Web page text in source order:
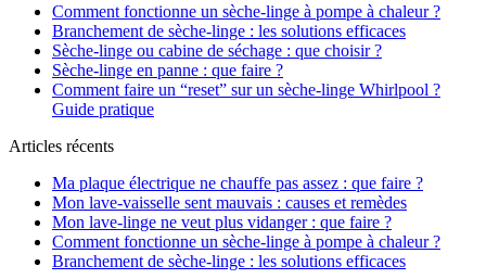
Comment fonctionne un sèche-linge à pompe à chaleur ?
Branchement de sèche-linge : les solutions efficaces
Sèche-linge ou cabine de séchage : que choisir ?
Sèche-linge en panne : que faire ?
Comment faire un “reset” sur un sèche-linge Whirlpool ?
Guide pratique
Articles récents
Ma plaque électrique ne chauffe pas assez : que faire ?
Mon lave-vaisselle sent mauvais : causes et remèdes
Mon lave-linge ne veut plus vidanger : que faire ?
Comment fonctionne un sèche-linge à pompe à chaleur ?
Branchement de sèche-linge : les solutions efficaces